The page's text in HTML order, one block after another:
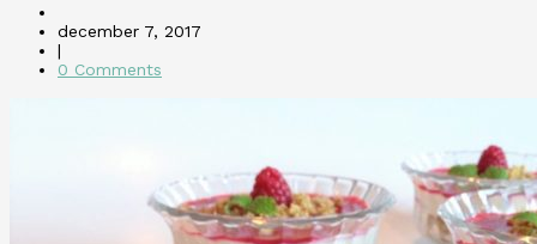
december 7, 2017
|
0 Comments